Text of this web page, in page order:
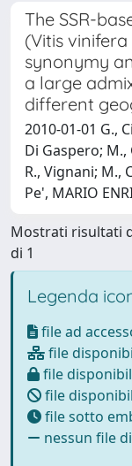
The SSR-
(Vitis
synonymy
a large
different
2010-01-01 G.,
Di Gaspero; M.,
R., Vignani; M.,
Pe', MARIO
Mostrati risultati
di 1
Legenda
file ad
file
file
file
file sotto
nessun file